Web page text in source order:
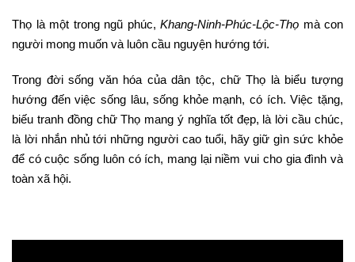
Thọ là một trong ngũ phúc, Khang-Ninh-Phúc-Lộc-Thọ mà con
người mong muốn và luôn cầu nguyện hướng tới.
Trong đời sống văn hóa của dân tộc, chữ Thọ là biểu tượng
hướng đến việc sống lâu, sống khỏe mạnh, có ích. Việc tặng,
biếu tranh đồng chữ Thọ mang ý nghĩa tốt đẹp, là lời cầu chúc,
là lời nhắn nhủ tới những người cao tuổi, hãy giữ gìn sức khỏe
để có cuộc sống luôn có ích, mang lại niềm vui cho gia đình và
toàn xã hội.